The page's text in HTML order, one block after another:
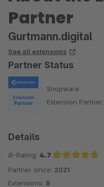
Partner
Gurtmann.digital
See all extensions
Partner Status
Shopware
Extension Partner
Details
Ø-Rating: 4.7
Average rating of 4.7 out of 5 stars
Partner since: 2021
Extensions: 8